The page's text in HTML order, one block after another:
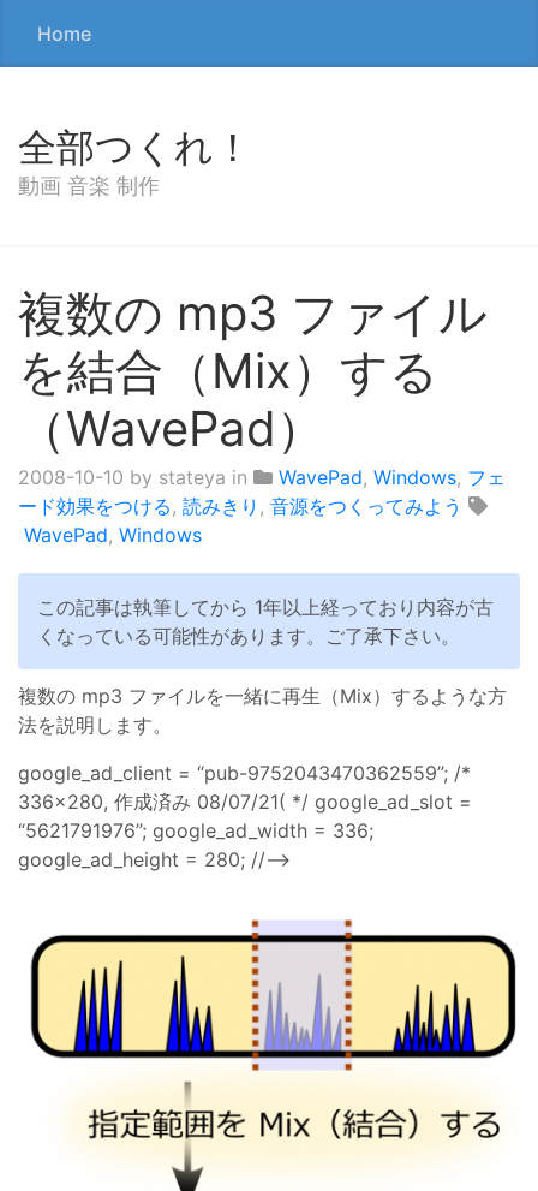
Home
全部つくれ！
動画 音楽 制作
複数の mp3 ファイル
を結合（Mix）する
（WavePad）
2008-10-10 by stateya in WavePad, Windows, フェ
ード効果をつける, 読みきり , 音源をつくってみよう
WavePad, Windows
この記事は執筆してから 1年以上経っており内容が古
くなっている可能性があります。ご了承下さい。
複数の mp3 ファイルを一緒に再生（Mix）するような方
法を説明します。
google_ad_client = “pub-9752043470362559”; /*
336x280, 作成済み 08/07/21( */ google_ad_slot =
“5621791976”; google_ad_width = 336;
google_ad_height = 280; //–>